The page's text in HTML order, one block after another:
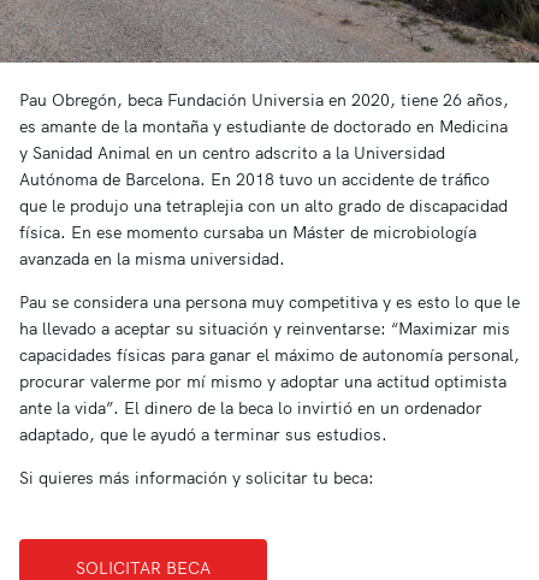
Pau Obregón, beca Fundación Universia en 2020, tiene 26 años,
es amante de la montaña y estudiante de doctorado en Medicina
y Sanidad Animal en un centro adscrito a la Universidad
Autónoma de Barcelona. En 2018 tuvo un accidente de tráfico
que le produjo una tetraplejia con un alto grado de discapacidad
física. En ese momento cursaba un Máster de microbiología
avanzada en la misma universidad.
Pau se considera una persona muy competitiva y es esto lo que le
ha llevado a aceptar su situación y reinventarse: “Maximizar mis
capacidades físicas para ganar el máximo de autonomía personal,
procurar valerme por mí mismo y adoptar una actitud optimista
ante la vida”. El dinero de la beca lo invirtió en un ordenador
adaptado, que le ayudó a terminar sus estudios.
Si quieres más información y solicitar tu beca:
SOLICITAR BECA